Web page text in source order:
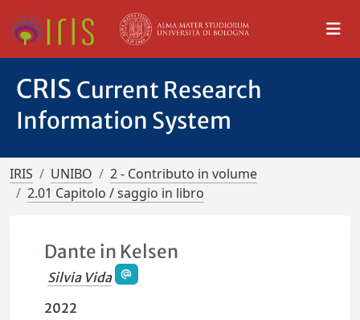
CRIS Current Research
Information System
IRIS UNIBO
2 - Contributo in volume
2.01 Capitolo / saggio in libro
Dante in Kelsen
Silvia Vida
2022